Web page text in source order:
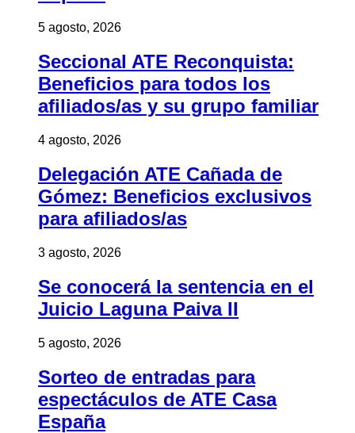
5 agosto, 2026
Seccional ATE Reconquista:
Beneficios para todos los
afiliados/as y su grupo familiar
4 agosto, 2026
Delegación ATE Cañada de
Gómez: Beneficios exclusivos
para afiliados/as
3 agosto, 2026
Se conocerá la sentencia en el
Juicio Laguna Paiva II
5 agosto, 2026
Sorteo de entradas para
espectáculos de ATE Casa
España